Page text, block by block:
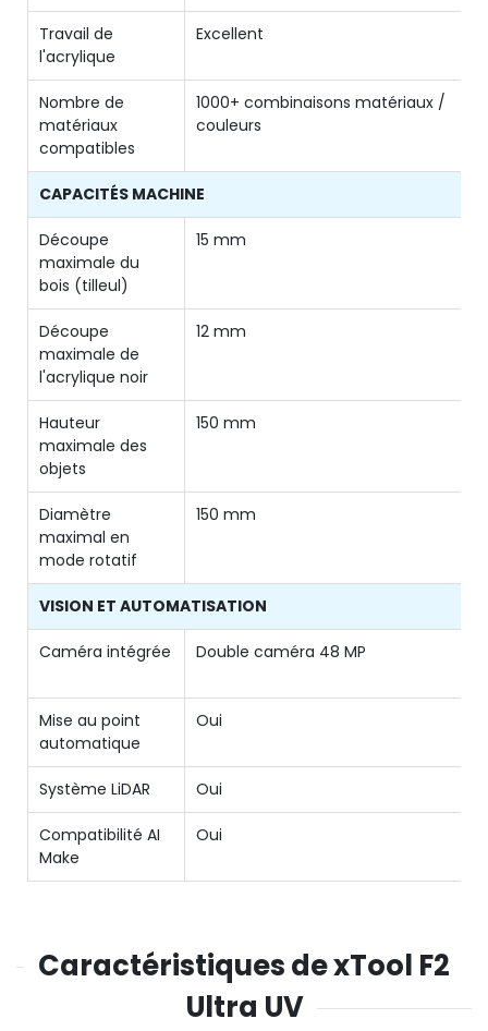
Travail de
l'acrylique
Excellent
Nombre de
matériaux
compatibles
1000+ combinaisons matériaux /
couleurs
CAPACITÉS MACHINE
Découpe
maximale du
bois (tilleul)
15 mm
Découpe
maximale de
l'acrylique noir
12 mm
Hauteur
maximale des
objets
150 mm
Diamètre
maximal en
mode rotatif
150 mm
VISION ET AUTOMATISATION
Caméra intégrée Double caméra 48 MP
Mise au point
automatique
Oui
Système LiDAR Oui
Compatibilité AI
Make
Oui
Caractéristiques de xTool F2
Ultra UV